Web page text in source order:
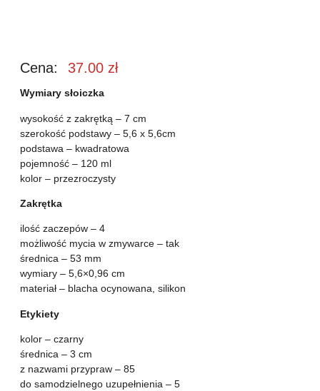
Cena: 37.00 zł
Wymiary słoiczka
wysokość z zakrętką – 7 cm
szerokość podstawy – 5,6 x 5,6cm
podstawa – kwadratowa
pojemność – 120 ml
kolor – przezroczysty
Zakrętka
ilość zaczepów – 4
możliwość mycia w zmywarce – tak
średnica – 53 mm
wymiary – 5,6×0,96 cm
materiał – blacha ocynowana, silikon
Etykiety
kolor – czarny
średnica – 3 cm
z nazwami przypraw – 85
do samodzielnego uzupełnienia – 5